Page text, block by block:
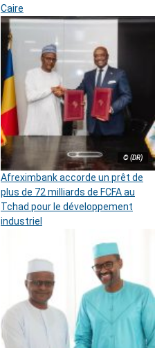
Caire
© (DR)
Afreximbank accorde un prêt de
plus de 72 milliards de FCFA au
Tchad pour le développement
industriel